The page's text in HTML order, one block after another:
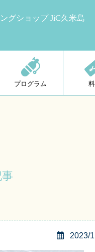
グショップ JiC久米島
プログラム
事
2023/